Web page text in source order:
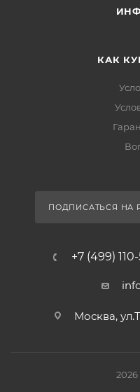
КАК
ПОДПИСАТЬСЯ НА
+7 (499)
Москва,